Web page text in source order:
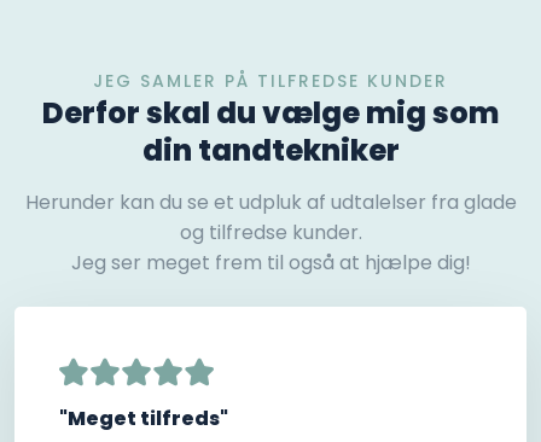
JEG SAMLER PÅ TILFREDSE KUNDER
Derfor skal du vælge mig som
din tandtekniker
Herunder kan du se et udpluk af udtalelser fra glade
og tilfredse kunder.
Jeg ser meget frem til også at hjælpe dig!
"Meget tilfreds"